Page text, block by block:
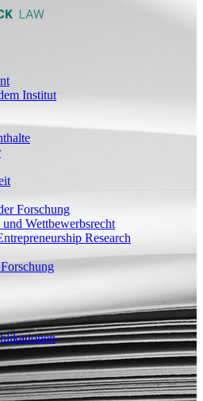
Institut
Forschung
Wettbewerbsrecht
Research